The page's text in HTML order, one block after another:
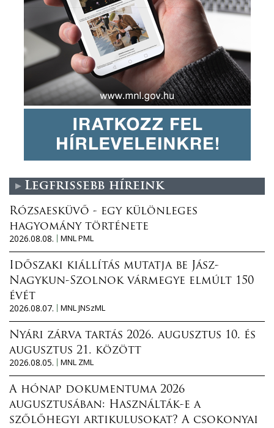
Legfrissebb híreink
Rózsaesküvő - egy különleges
hagyomány története
2026.08.08.
MNL PML
Időszaki kiállítás mutatja be Jász-
Nagykun-Szolnok vármegye elmúlt 150
évét
2026.08.07.
MNL JNSzML
Nyári zárva tartás 2026. augusztus 10. és
augusztus 21. között
2026.08.05.
MNL ZML
A hónap dokumentuma 2026
augusztusában: Használták-e a
szőlőhegyi artikulusokat? A csokonyai